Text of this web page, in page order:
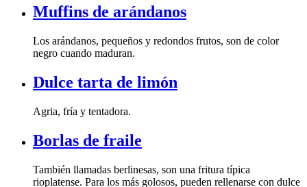
Muffins de arándanos
negro cuando maduran.
Dulce tarta de limón
Agria, fría y tentadora.
Borlas de fraile